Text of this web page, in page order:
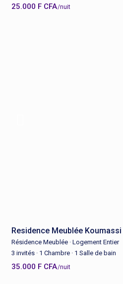
25.000 F CFA/nuit
Residence Meublée Koumassi
Résidence Meublée · Logement Entier
3 invités · 1 Chambre · 1 Salle de bain
35.000 F CFA/nuit